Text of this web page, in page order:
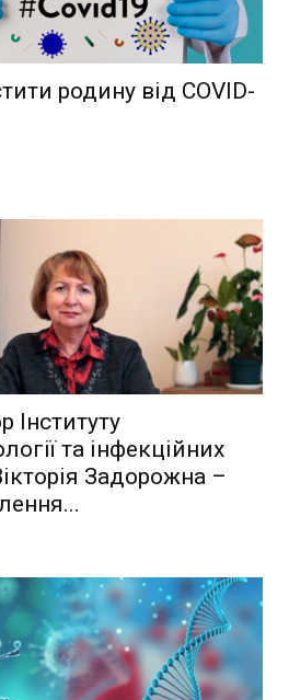
родину від COVID-
Інституту
та інфекційних
Задорожна –